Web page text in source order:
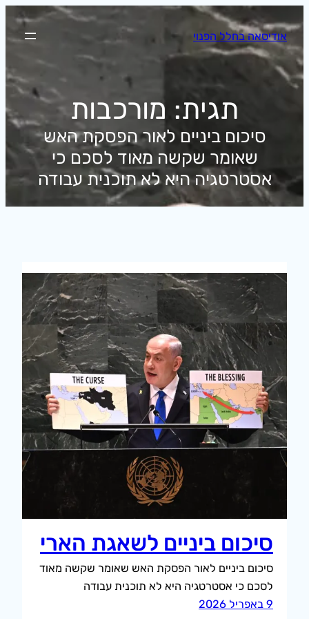
לתוכןאודיסאה בחלל הפנוי
תגית: מורכבות
סיכום ביניים לאור הפסקת האש
שאומר שקשה מאוד לסכם כי
אסטרטגיה היא לא תוכנית עבודה
סיכום ביניים לשאגת הארי
סיכום ביניים לאור הפסקת האש שאומר שקשה מאוד
לסכם כי אסטרטגיה היא לא תוכנית עבודה
9 באפריל 2026